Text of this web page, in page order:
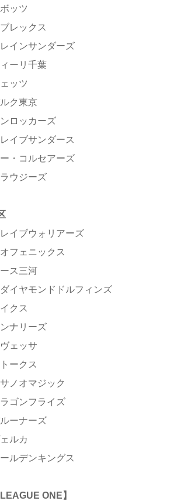
ッツ
レックス
インサンダーズ
ーリ千葉
ッツ
ク東京
ロッカーズ
イブサンダース
・コルセアーズ
ウジーズ
イブウォリアーズ
フェニックス
ス三河
イヤモンドドルフィンズ
クス
ナリーズ
ェッサ
ークス
ノオマジック
ゴンフライズ
ーナーズ
ルカ
ルデンキングス
ONE】